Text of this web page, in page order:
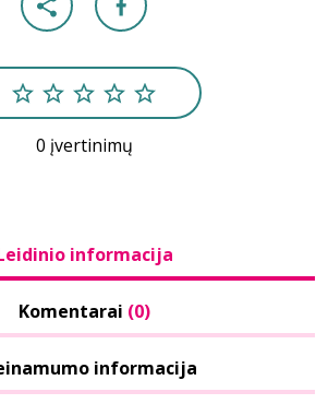
0 įvertinimų
informacija
Komentarai (0)
informacija